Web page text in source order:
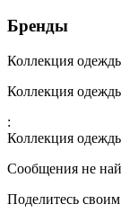
Бренды
Коллекция
Коллекция
:
Коллекция
Сообщения не
Поделитесь